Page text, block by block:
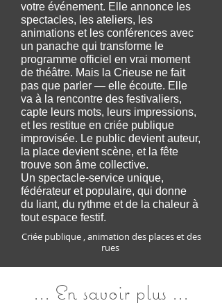
votre événement. Elle annonce les
spectacles, les ateliers, les
animations et les conférences avec
un panache qui transforme le
programme officiel en vrai moment
de théâtre. Mais la Crieuse ne fait
pas que parler — elle écoute. Elle
va à la rencontre des festivaliers,
capte leurs mots, leurs impressions,
et les restitue en criée publique
improvisée. Le public devient auteur,
la place devient scène, et la fête
trouve son âme collective.
Un spectacle-service unique,
fédérateur et populaire, qui donne
du liant, du rythme et de la chaleur à
tout espace festif.
Criée publique , animation des places et des
rues
... En savoir plus ...